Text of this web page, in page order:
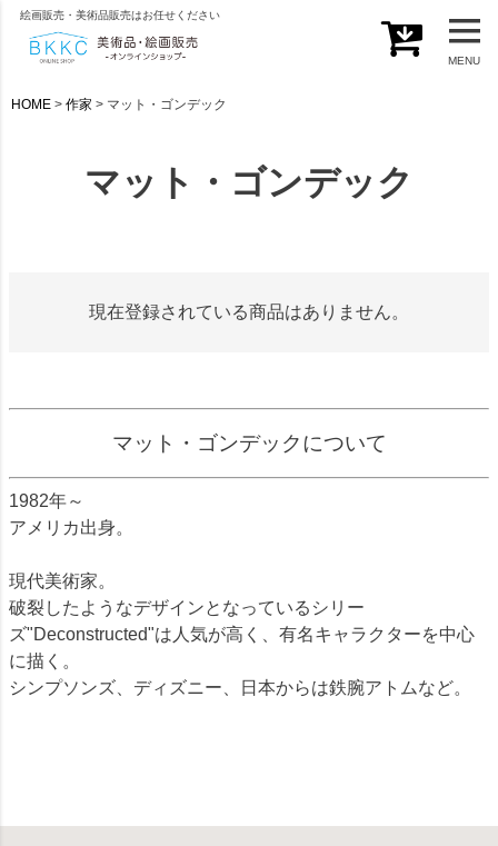
MENU
絵画販売・美術品販売はお任せください
HOME 作家 マット・ゴンデック
マット・ゴンデック
現在登録されている商品はありません。
マット・ゴンデックについて
1982年～
アメリカ出身。
現代美術家。
破裂したようなデザインとなっているシリー
ズ"Deconstructed"は人気が高く、有名キャラクターを中心
に描く。
シンプソンズ、ディズニー、日本からは鉄腕アトムなど。